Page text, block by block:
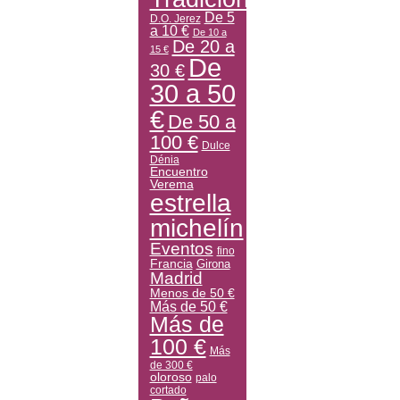
D.O. Jerez De 5
a 10 € De 10 a
15 € De 20 a
30 € De
30 a 50
€ De 50 a
100 € Dulce
Dénia
Encuentro
Verema
estrella
michelín
Eventos fino
Francia Girona
Madrid
Menos de 50 €
Más de 50 €
Más de
100 € Más
de 300 €
oloroso palo
cortado